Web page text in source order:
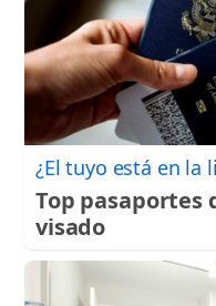
¿El tuyo está en la
Top pasaportes
visado